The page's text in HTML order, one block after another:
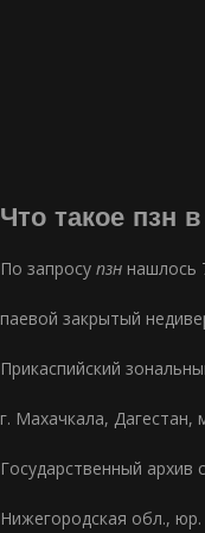
Что такое пзн
По запросу пзн нашлось
паевой закрытый
Прикаспийский
г. Махачкала, Дагестан,
Государственный
Нижегородская обл., юр.